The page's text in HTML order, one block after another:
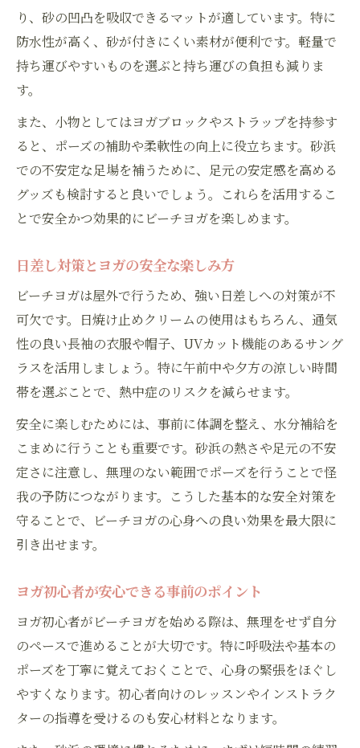
り、砂の凹凸を吸収できるマットが適しています。特に
防水性が高く、砂が付きにくい素材が便利です。軽量で
持ち運びやすいものを選ぶと持ち運びの負担も減りま
す。
また、小物としてはヨガブロックやストラップを持参す
ると、ポーズの補助や柔軟性の向上に役立ちます。砂浜
での不安定な足場を補うために、足元の安定感を高める
グッズも検討すると良いでしょう。これらを活用するこ
とで安全かつ効果的にビーチヨガを楽しめます。
日差し対策とヨガの安全な楽しみ方
ビーチヨガは屋外で行うため、強い日差しへの対策が不
可欠です。日焼け止めクリームの使用はもちろん、通気
性の良い長袖の衣服や帽子、UVカット機能のあるサング
ラスを活用しましょう。特に午前中や夕方の涼しい時間
帯を選ぶことで、熱中症のリスクを減らせます。
安全に楽しむためには、事前に体調を整え、水分補給を
こまめに行うことも重要です。砂浜の熱さや足元の不安
定さに注意し、無理のない範囲でポーズを行うことで怪
我の予防につながります。こうした基本的な安全対策を
守ることで、ビーチヨガの心身への良い効果を最大限に
引き出せます。
ヨガ初心者が安心できる事前のポイント
ヨガ初心者がビーチヨガを始める際は、無理をせず自分
のペースで進めることが大切です。特に呼吸法や基本の
ポーズを丁寧に覚えておくことで、心身の緊張をほぐし
やすくなります。初心者向けのレッスンやインストラク
ターの指導を受けるのも安心材料となります。
お問い合わせはこちら